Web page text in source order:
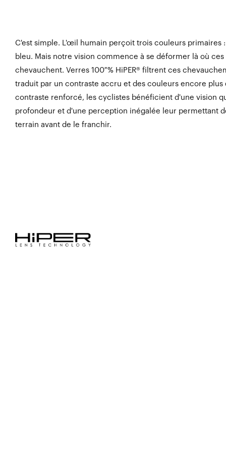
C'est simple. L'œil humain perçoit trois couleurs primaires
bleu. Mais notre vision commence à se déformer là où
chevauchent. Verres 100 % HiPER® filtrent ces
traduit par un contraste accru et des couleurs encore plus
contraste renforcé, les cyclistes bénéficient d'une vision
profondeur et d'une perception inégalée leur permettant
terrain avant de le franchir.